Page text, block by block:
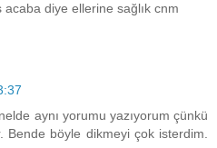
diye ellerine sağlık cnm
aynı yorumu yazıyorum çünkü
Bende böyle dikmeyi çok isterdim.